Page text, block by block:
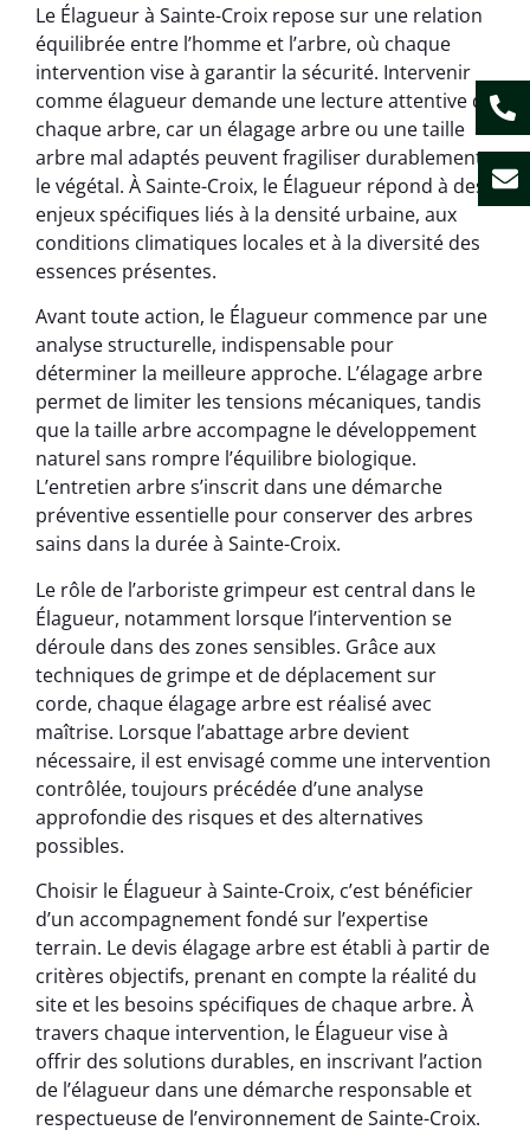
Le Élagueur à Sainte-Croix repose sur une relation
équilibrée entre l’homme et l’arbre, où chaque
intervention vise à garantir la sécurité. Intervenir
comme élagueur demande une lecture attentive de
chaque arbre, car un élagage arbre ou une taille
arbre mal adaptés peuvent fragiliser durablement
le végétal. À Sainte-Croix, le Élagueur répond à des
enjeux spécifiques liés à la densité urbaine, aux
conditions climatiques locales et à la diversité des
essences présentes.
Avant toute action, le Élagueur commence par une
analyse structurelle, indispensable pour
déterminer la meilleure approche. L’élagage arbre
permet de limiter les tensions mécaniques, tandis
que la taille arbre accompagne le développement
naturel sans rompre l’équilibre biologique.
L’entretien arbre s’inscrit dans une démarche
préventive essentielle pour conserver des arbres
sains dans la durée à Sainte-Croix.
Le rôle de l’arboriste grimpeur est central dans le
Élagueur, notamment lorsque l’intervention se
déroule dans des zones sensibles. Grâce aux
techniques de grimpe et de déplacement sur
corde, chaque élagage arbre est réalisé avec
maîtrise. Lorsque l’abattage arbre devient
nécessaire, il est envisagé comme une intervention
contrôlée, toujours précédée d’une analyse
approfondie des risques et des alternatives
possibles.
Choisir le Élagueur à Sainte-Croix, c’est bénéficier
d’un accompagnement fondé sur l’expertise
terrain. Le devis élagage arbre est établi à partir de
critères objectifs, prenant en compte la réalité du
site et les besoins spécifiques de chaque arbre. À
travers chaque intervention, le Élagueur vise à
offrir des solutions durables, en inscrivant l’action
de l’élagueur dans une démarche responsable et
respectueuse de l’environnement de Sainte-Croix.